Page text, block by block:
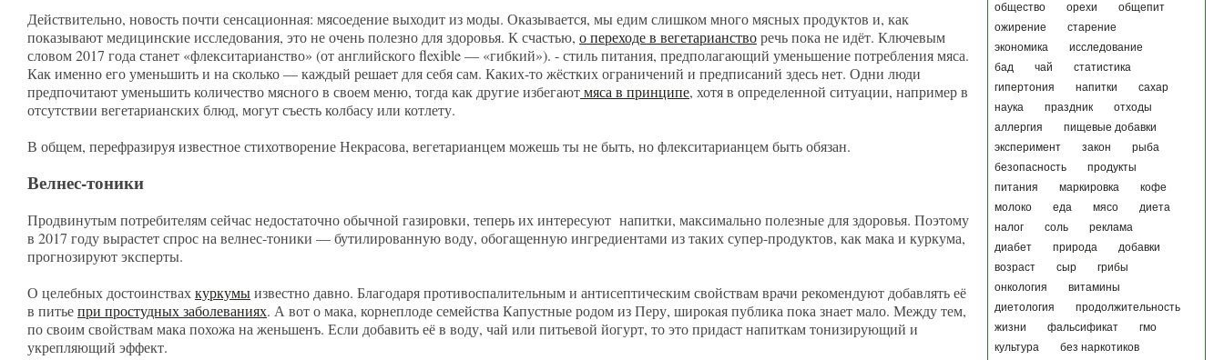
общество
орехи
общепит
ожирение
старение
экономика
исследование
бад
чай
статистика
гипертония
напитки
сахар
наука
праздник
отходы
аллергия
пищевые добавки
эксперимент
закон
рыба
безопасность
продукты
питания
маркировка
кофе
молоко
еда мясо
диета
налог
соль
реклама
диабет
природа
добавки
возраст
сыр
грибы
онкология
витамины
диетология
продолжительность
жизни
фальсификат
гмо
культура
без наркотиков
Действительно, новость почти сенсационная: мясоедение выходит из моды. Оказывается, мы едим слишком много мясных продуктов и, как
показывают медицинские исследования, это не очень полезно для здоровья. К счастью, о переходе в вегетарианстворечь пока не идёт. Ключевым
словом 2017 года станет «флекситарианство» (от английского flexible — «гибкий»). - стиль питания, предполагающий уменьшение потребления мяса.
Как именно его уменьшить и на сколько — каждый решает для себя сам. Каких-то жёстких ограничений и предписаний здесь нет. Одни люди
предпочитают уменьшить количество мясного в своем меню, тогда как другие избегаютмяса в принципе, хотя в определенной ситуации, например в
отсутствии вегетарианских блюд, могут съесть колбасу или котлету.
В общем, перефразируя известное стихотворение Некрасова, вегетарианцем можешь ты не быть, но флекситарианцем быть обязан.
Велнес-тоники
Продвинутым потребителям сейчас недостаточно обычной газировки, теперь их интересуют напитки, максимально полезные для здоровья. Поэтому
в 2017 году вырастет спрос на велнес-тоники — бутилированную воду, обогащенную ингредиентами из таких супер-продуктов, как мака и куркума,
прогнозируют эксперты.
О целебных достоинствахкуркумыизвестно давно. Благодаря противоспалительным и антисептическим свойствам врачи рекомендуют добавлять её
в питьепри простудных заболеваниях. А вот о мака, корнеплоде семейства Капустные родом из Перу, широкая публика пока знает мало. Между тем,
по своим свойствам мака похожа на женьшенъ. Если добавить её в воду, чай или питьевой йогурт, то это придаст напиткам тонизирующий и
укрепляющий эффект.